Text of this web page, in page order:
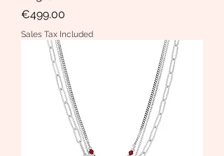
Price
€499.00
Sales Tax Included